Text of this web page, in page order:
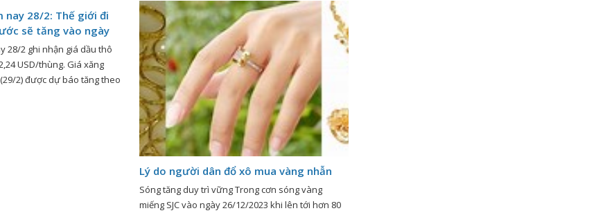
nay 28/2: Thế giới đi
sẽ tăng vào ngày
28/2 ghi nhận giá dầu thô
USD/thùng. Giá xăng
2) được dự báo tăng theo
dầu hôm nay 28/2 Ghi
2 (giờ Việt Nam), giá dầu thô
Lý do người dân đổ xô mua vàng nhẫn
Sóng tăng duy trì vững Trong cơn sóng vàng
miếng SJC vào ngày 26/12/2023 khi lên tới hơn 80